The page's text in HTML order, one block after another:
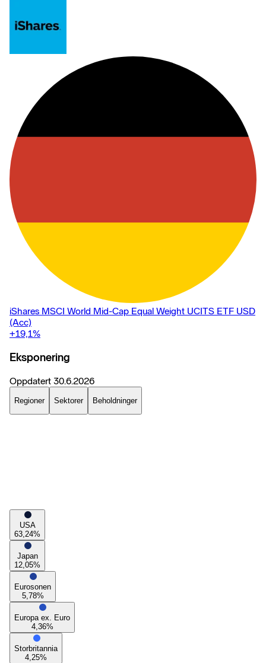
iShares MSCI World Mid-Cap Equal Weight UCITS ETF USD
(Acc)
+19,1%
Eksponering
Oppdatert 30.6.2026
Regioner Sektorer Beholdninger
USA
63,24%
Japan
12,05%
Eurosonen
5,78%
Europa ex. Euro
4,36%
Storbritannia
4,25%